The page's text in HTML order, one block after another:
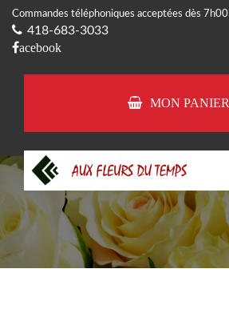
Commandes téléphoniques acceptées dès 7h00
418-683-3033
acebook
MON PANIER